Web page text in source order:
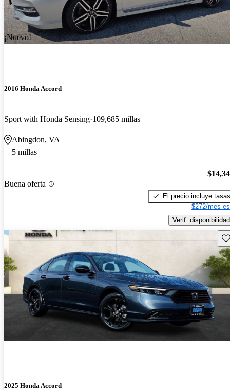
¡Nuevo!
2016 Honda Accord
Sport with Honda Sensing 109,685 millas
Abingdon, VA
5 millas
Buena oferta
El precio incluye tasas
$272/mes
Verif. disponibilidad
2025 Honda Accord